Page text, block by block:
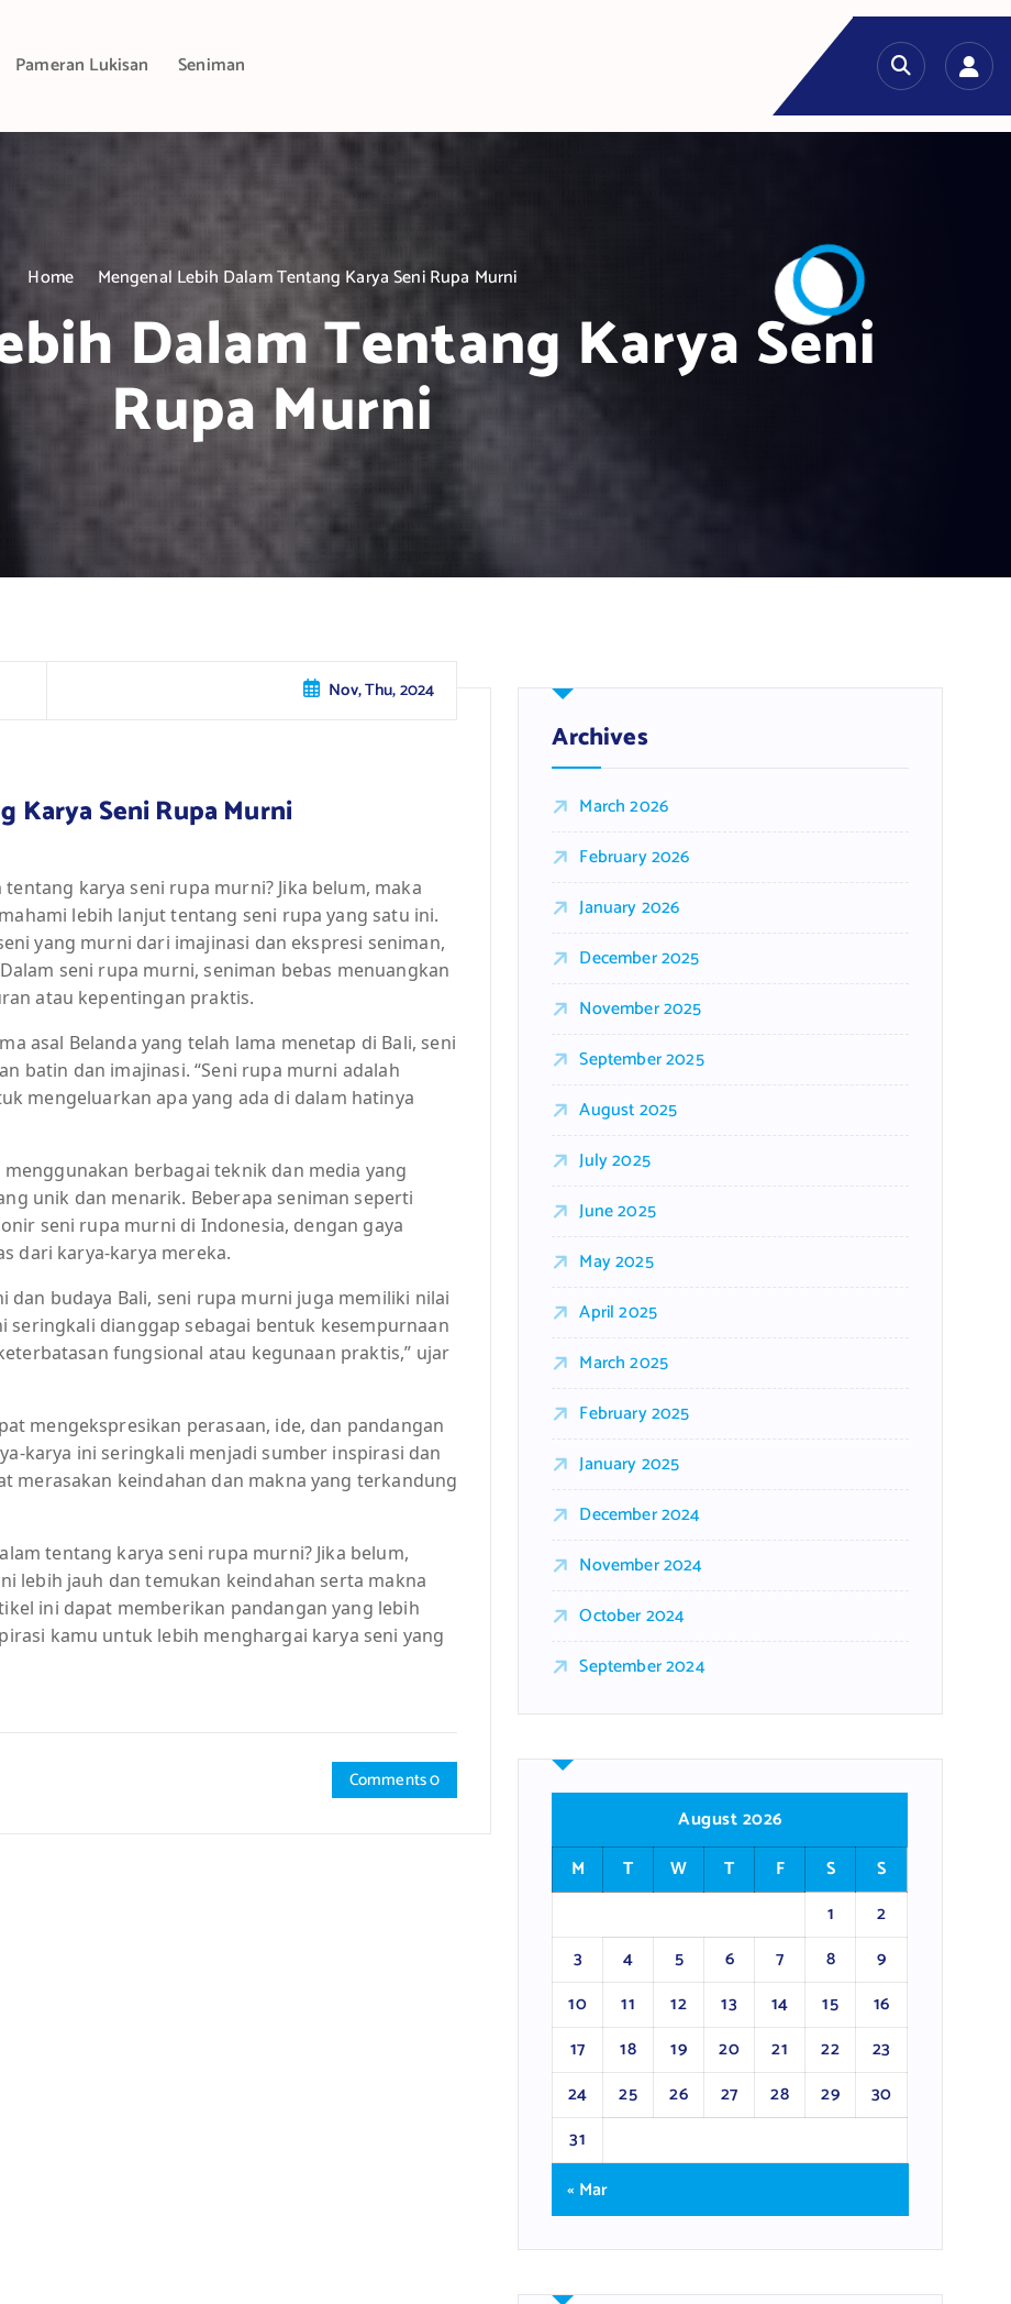
Pameran Lukisan Seniman
Home Mengenal Lebih Dalam Tentang Karya Seni Rupa Murni
Dalam Tentang Karya Seni
Rupa Murni
Nov, Thu, 2024
Karya Seni Rupa Murni
karya seni rupa murni? Jika belum, maka
lebih lanjut tentang seni rupa yang satu ini.
yang murni dari imajinasi dan ekspresi seniman,
seni rupa murni, seniman bebas menuangkan
atau kepentingan praktis.
asal Belanda yang telah lama menetap di Bali, seni
batin dan imajinasi. “Seni rupa murni adalah
mengeluarkan apa yang ada di dalam hatinya
berbagai teknik dan media yang
unik dan menarik. Beberapa seniman seperti
seni rupa murni di Indonesia, dengan gaya
dari karya-karya mereka.
dan budaya Bali, seni rupa murni juga memiliki nilai
seringkali dianggap sebagai bentuk kesempurnaan
fungsional atau kegunaan praktis,” ujar
mengekspresikan perasaan, ide, dan pandangan
karya ini seringkali menjadi sumber inspirasi dan
merasakan keindahan dan makna yang terkandung
tentang karya seni rupa murni? Jika belum,
lebih jauh dan temukan keindahan serta makna
ini dapat memberikan pandangan yang lebih
kamu untuk lebih menghargai karya seni yang
Comments 0
Archives
March 2026
February 2026
January 2026
December 2025
November 2025
September 2025
August 2025
July 2025
June 2025
May 2025
April 2025
March 2025
February 2025
January 2025
December 2024
November 2024
October 2024
September 2024
August 2026
M
T W T F S
S
1
2
3
4 5 6 7 8
9
10
11 12 13 14 15
16
17
18 19 20 21 22
23
24
25 26 27 28 29
30
31
« Mar